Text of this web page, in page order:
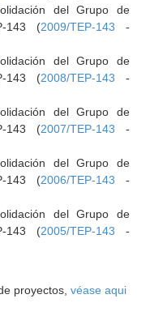
del Grupo de
143 (2009/TEP-143 -
del Grupo de
143 (2008/TEP-143 -
del Grupo de
143 (2007/TEP-143 -
del Grupo de
143 (2006/TEP-143 -
del Grupo de
143 (2005/TEP-143 -
proyectos, véase aqui